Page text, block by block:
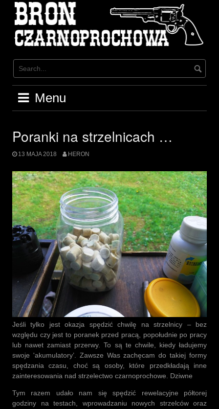
content
Menu
Poranki na strzelnicach …
13 MAJA 2018 HERON
Jeśli tylko jest okazja spędzić chwilę na strzelnicy – bez
względu czy jest to poranek przed pracą, popołudnie po pracy
lub nawet zamiast przerwy. To są te chwile, kiedy ładujemy
swoje 'akumulatory’. Zawsze Was zachęcam do takiej formy
spędzania czasu, choć są osoby, które przedkładają inne
zainteresowania nad strzelectwo czarnoprochowe. Dziwne
Tym razem udało nam się spędzić rewelacyjne półtorej
godziny na testach, wprowadzaniu nowych strzelców oraz